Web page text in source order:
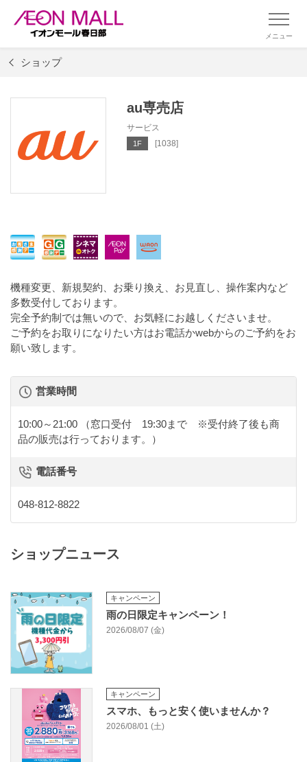
メニュー
ショップ
au専売店
サービス
1F [1038]
機種変更、新規契約、お乗り換え、お見直し、操作案内など
多数受付しております。
完全予約制では無いので、お気軽にお越しくださいませ。
ご予約をお取りになりたい方はお電話かwebからのご予約をお
願い致します。
営業時間
10:00～21:00
（窓口受付 19:30まで ※受付終了後も商
品の販売は行っております。）
電話番号
048-812-8822
ショップニュース
キャンペーン
雨の日限定キャンペーン！
2026/08/07 (金)
キャンペーン
スマホ、もっと安く使いませんか？
2026/08/01 (土)